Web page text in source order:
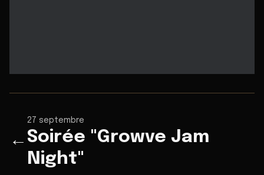
←
27 septembre
Soirée "Growve Jam
Night"